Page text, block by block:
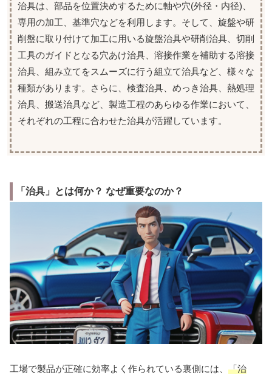
治具は、部品を位置決めするために軸や穴(外径・内径)、
専用の加工、基準穴などを利用します。そして、旋盤や研
削盤に取り付けて加工に用いる旋盤治具や研削治具、切削
工具のガイドとなる穴あけ治具、溶接作業を補助する溶接
治具、組み立てをスムーズに行う組立て治具など、様々な
種類があります。さらに、検査治具、めっき治具、熱処理
治具、搬送治具など、製造工程のあらゆる作業において、
それぞれの工程に合わせた治具が活躍しています。
「治具」とは何か？ なぜ重要なのか？
工場で製品が正確に効率よく作られている裏側には、 「治